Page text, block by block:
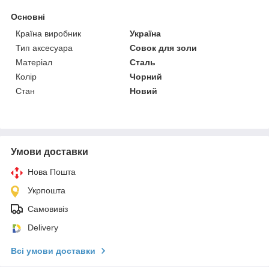
Основні
Країна виробник
Україна
Тип аксесуара
Совок для золи
Матеріал
Сталь
Колір
Чорний
Стан
Новий
Умови доставки
Нова Пошта
Укрпошта
Самовивіз
Delivery
Всі умови доставки